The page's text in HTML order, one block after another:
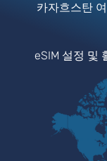
카자흐스탄
eSIM 설정 및